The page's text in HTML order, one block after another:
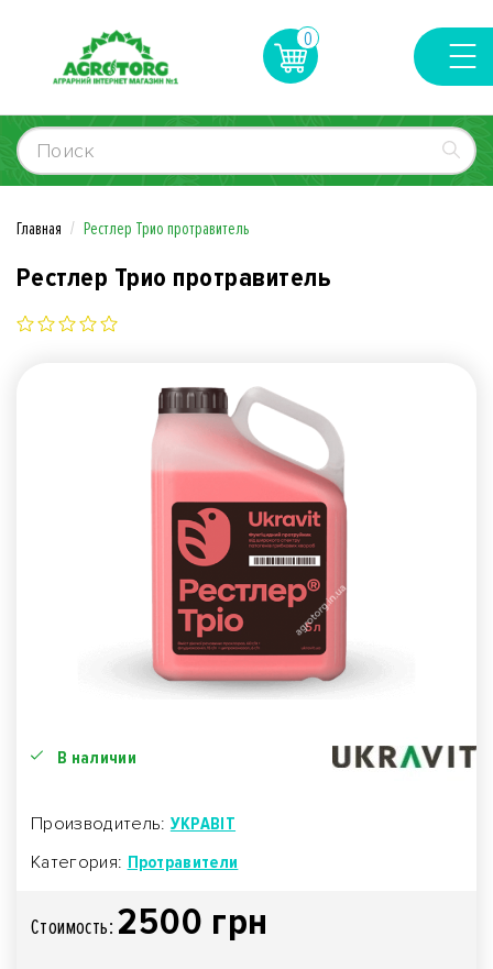
0
Главная Рестлер Трио протравитель
Рестлер Трио протравитель
В наличии
Производитель: УКРАВІТ
Категория: Протравители
Стоимость: 2500 грн